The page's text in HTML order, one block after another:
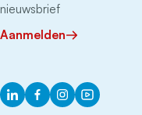
nieuwsbrief
Aanmelden
LinkedInFacebook
InstagramYouTube